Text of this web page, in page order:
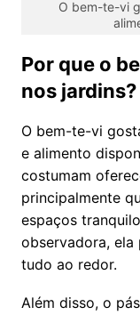
O bem-te-vi
Por que o
nos jardins?
O bem-te-vi
e alimento
costumam
principalmente
espaços
observadora,
tudo ao redor.
Além disso, o